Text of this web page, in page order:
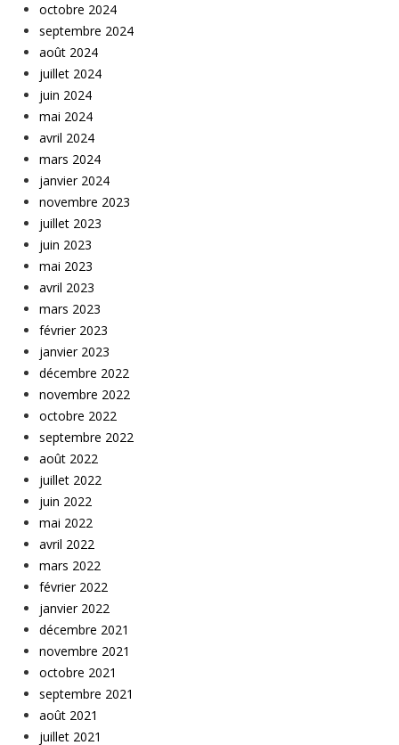
octobre 2024
septembre 2024
août 2024
juillet 2024
juin 2024
mai 2024
avril 2024
mars 2024
janvier 2024
novembre 2023
juillet 2023
juin 2023
mai 2023
avril 2023
mars 2023
février 2023
janvier 2023
décembre 2022
novembre 2022
octobre 2022
septembre 2022
août 2022
juillet 2022
juin 2022
mai 2022
avril 2022
mars 2022
février 2022
janvier 2022
décembre 2021
novembre 2021
octobre 2021
septembre 2021
août 2021
juillet 2021